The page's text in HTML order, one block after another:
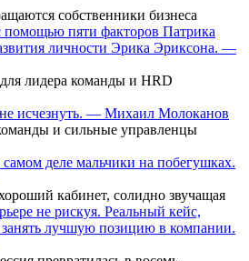
собственники бизнеса
помощью пяти факторов Патрика
личности Эрика Эриксона. —
лидера команды и HRD
исчезнуть. — Михаил Молоканов
и сильные управленцы
деле мальчики на побегушках.
кабинет, солидно звучащая
не рискуя. Реальный кейс,
лучшую позицию в компании.